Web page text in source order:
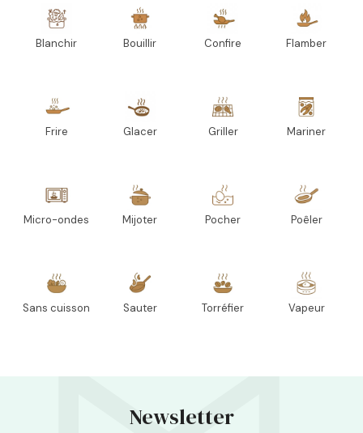
Blanchir Bouillir Confire Flamber
Frire Glacer Griller Mariner
Micro-ondes Mijoter Pocher Poêler
Sans cuisson Sauter Torréfier Vapeur
Newsletter